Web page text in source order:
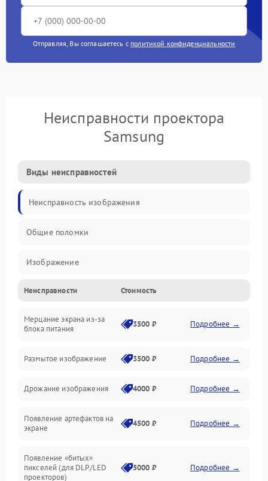
Отправляя, Вы соглашаетесь с политикой конфиденциальности
Неисправности проектора
Samsung
Виды неисправностей
Неисправность изображения
Общие поломки
Изображение
Лампа подсветки
Неисправность управления и интерфейсов
Неисправности Стоимость
Мерцание экрана из-за
блока питания
3500 ₽ Подробнее →
Размытое изображение 3500 ₽ Подробнее →
Дрожание изображения 4000 ₽ Подробнее →
Появление артефактов на
экране
4500 ₽ Подробнее →
Появление «битых»
пикселей (для DLP/LED
проекторов)
5000 ₽ Подробнее →